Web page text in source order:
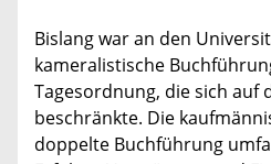
Bislang war an den
kameralistische
Tagesordnung, die sich auf
beschränkte. Die
doppelte Buchführung